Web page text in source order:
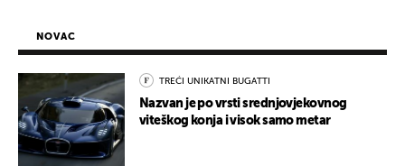
NOVAC
TREĆI UNIKATNI BUGATTI
Nazvan je po vrsti srednjovjekovnog
viteškog konja i visok samo metar